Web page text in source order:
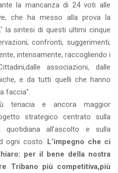
la mancanza di 24 voti alle
che ha messo alla prova la
la sintesi di questi ultimi cinque
confronti, suggerimenti;
intensamente, raccogliendo i
associazioni, dalle
e da tutti quelli che hanno
faccia".
tenacia e ancora maggior
strategico centrato sulla
quotidiana all’ascolto e sulla
ogni costo. L’impegno che ci
per il bene della nostra
Tribano più competitiva,più